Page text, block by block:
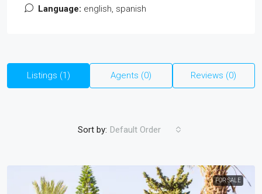
Language: english, spanish
Listings (1) Agents (0) Reviews (0)
Sort by: Default Order
FOR SALE